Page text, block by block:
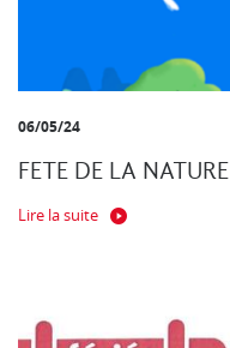
06/05/24
FETE DE LA NATURE
Lire la suite